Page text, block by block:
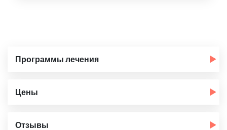
Программы лечения
Цены
Отзывы